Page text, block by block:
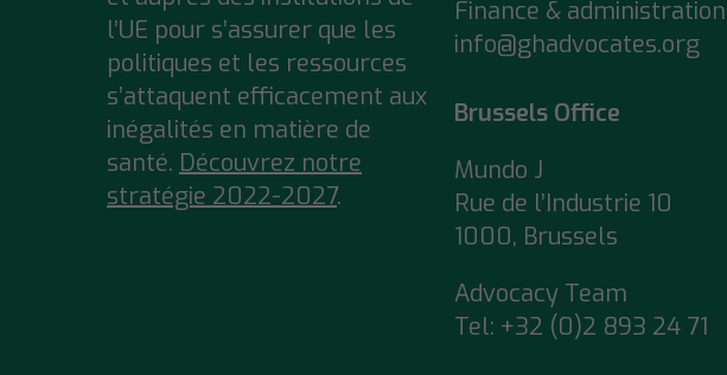
l’UE pour s’assurer que les
politiques et les ressources
s’attaquent efficacement aux
inégalités en matière de
santé. Découvrez notre
stratégie 2022-2027.
Finance & administration
info@ghadvocates.org
Brussels Office
Mundo J
Rue de l’Industrie 10
1000, Brussels
Advocacy Team
Tel: +32 (0)2 893 24 71